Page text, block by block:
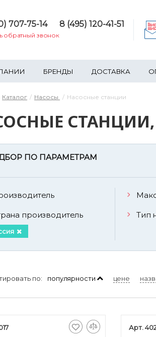
707-75-14 8 (495) 120-41-51
обратный звонок
БРЕНДЫ ДОСТАВКА
Каталог Насосы Насосные станции
ПО ПАРАМЕТРАМ
производитель Тип
по: популярности цене
Арт.